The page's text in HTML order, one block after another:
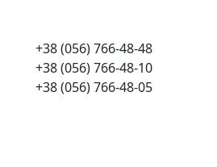
+38 (056) 766-48-48
+38 (056) 766-48-10
+38 (056) 766-48-05